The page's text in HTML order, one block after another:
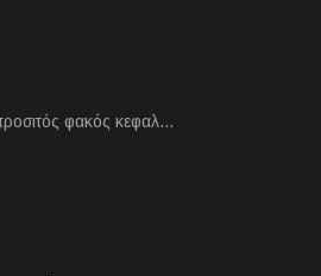
φακός κεφαλ…